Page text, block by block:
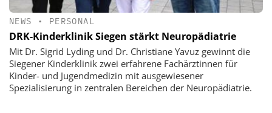
NEWS • PERSONAL
DRK-Kinderklinik Siegen stärkt Neuropädiatrie
Mit Dr. Sigrid Lyding und Dr. Christiane Yavuz gewinnt die
Siegener Kinderklinik zwei erfahrene Fachärztinnen für
Kinder- und Jugendmedizin mit ausgewiesener
Spezialisierung in zentralen Bereichen der Neuropädiatrie.